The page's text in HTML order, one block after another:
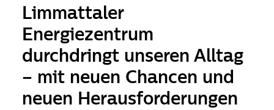
Limmattaler
Energiezentrum
durchdringt unseren Alltag
– mit neuen Chancen und
neuen Herausforderungen